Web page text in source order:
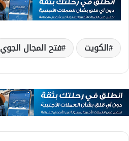
الكويت فتح المجال الجوي